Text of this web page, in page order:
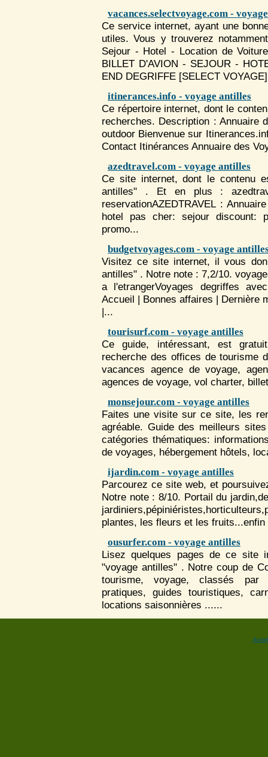
vacances.selectvoyage.com -
Ce service internet, ayant une
utiles. Vous y trouverez
Sejour - Hotel - Location de
BILLET D'AVION - SEJOUR -
END DEGRIFFE [SELECT VOYAGE
itinerances.info - voyage antilles
Ce répertoire internet, dont le
recherches. Description : Annuaire
outdoor Bienvenue sur
Contact Itinérances Annuaire des
azedtravel.com - voyage antilles
Ce site internet, dont le contenu
antilles" . Et en plus :
reservationAZEDTRAVEL :
hotel pas cher: sejour discount:
promo...
budgetvoyages.com - voyage
Visitez ce site internet, il vous
antilles" . Notre note : 7,2/10. voyage
a l'etrangerVoyages degriffes
Accueil | Bonnes affaires | Dernière
|...
tourisurf.com - voyage antilles
Ce guide, intéressant, est
recherche des offices de
vacances agence devoyage,
agences de voyage, vol charter,
monsejour.com - voyage antilles
Faites une visite sur ce site, les
agréable. Guide des meilleurs
catégories thématiques:
de voyages, hébergement hôtels,
ijardin.com - voyage antilles
Parcourez ce site web, et
Notre note : 8/10. Portail du
plantes, les fleurs et les
ousurfer.com - voyage antilles
Lisez quelques pages de ce site
"voyage antilles" . Notre coup de
tourisme,voyage, classés par
pratiques, guides touristiques,
locations saisonnières ......